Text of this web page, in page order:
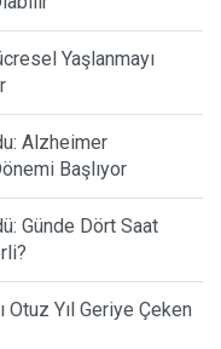
Yaşlanmayı
Alzheimer
Başlıyor
Günde Dört Saat
Otuz Yıl Geriye Çeken